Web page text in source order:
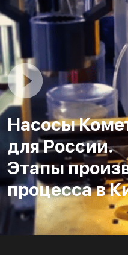
Насосы
для России.
Этапы
процесса в